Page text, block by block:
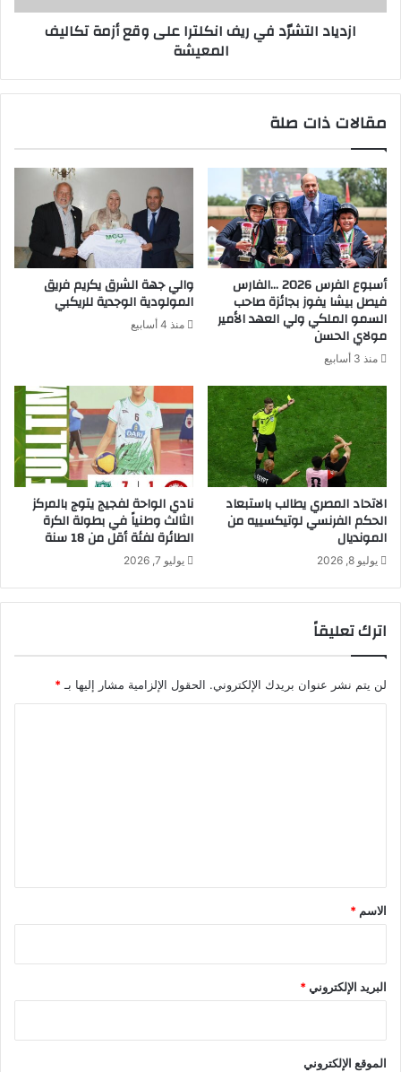
تكاليف
المعيشةازدياد التشرّد في ريف انكلترا على وقع أزمة تكاليف
المعيشة
مقالات ذات صلة
أسبوع الفرس 2026 …الفارس
فيصل بيشا يفوز بجائزة صاحب
السمو الملكي ولي العهد الأمير
مولاي الحسن
منذ 3 أسابيع
والي جهة الشرق يكريم فريق
المولودية الوجدية للريكبي
منذ 4 أسابيع
الاتحاد المصري يطالب باستبعاد
الحكم الفرنسي لوتيكسييه من
المونديال
يوليو 8, 2026
نادي الواحة لفجيج يتوج بالمركز
الثالث وطنياً في بطولة الكرة
الطائرة لفئة أقل من 18 سنة
يوليو 7, 2026
اترك تعليقاً
لن يتم نشر عنوان بريدك الإلكتروني. الحقول الإلزامية مشار إليها بـ *
*
الاسم *
البريد الإلكتروني*
الموقع الإلكتروني